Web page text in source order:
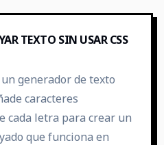
TEXTO SIN USAR CSS
generador de texto
caracteres
cada letra para crear un
que funciona en